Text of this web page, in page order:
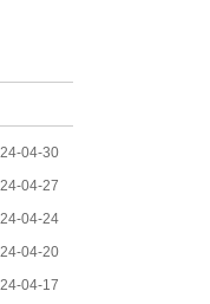
04-30
04-27
04-24
04-20
04-17